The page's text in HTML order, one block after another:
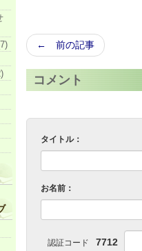
← 前の記事
コメント
タイトル：
お名前：
認証コード 7712